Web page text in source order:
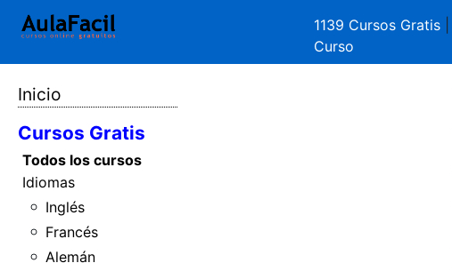
1139 Cursos Gratis
Curso
Inicio
Cursos Gratis
Todos los cursos
Idiomas
Inglés
Francés
Alemán